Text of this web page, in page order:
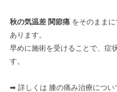
秋の気温差 関節痛 をそのまま
あります。
早めに施術を受けることで、症
す。
➡ 詳しくは 膝の痛み治療につい